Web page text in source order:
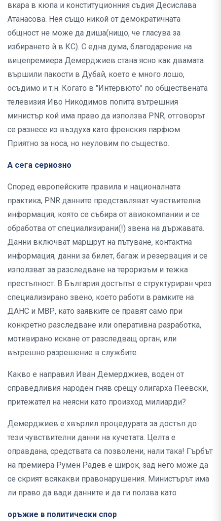
вкара в кюпа и конституционния съдия Десислава
Атанасова. Нея също никой от демократичната
общност не може да диша(нищо, че гласува за
избирането й в КС). С една дума, благодарение на
вицепремиера Демерджиев стана ясно как двамата
вършили пакости в Дубай, което е много лошо,
осъдимо и т.н. Когато в "Интервюто" по обществената
телевизия Иво Никодимов попита вътрешния
министър кой има право да използва PNR, отговорът
се разнесе из въздуха като френския парфюм.
Приятно за носа, но неуловим по същество.
А сега сериозно
Според европейските правила и националната
практика, PNR данните представляват чувствителна
информация, която се събира от авиокомпании и се
обработва от специализирани(!) звена на държавата.
Данни включват маршрут на пътуване, контактна
информация, данни за билет, багаж и резервация и се
използват за разследване на тероризъм и тежка
престъпност. В България достъпът е структуриран чрез
специализирано звено, което работи в рамките на
ДАНС и МВР, като заявките се правят само при
конкретно разследване или оперативна разработка,
мотивирано искане от разследващ орган, или
вътрешно разрешение в службите.
Какво е направил Иван Демерджиев, воден от
справедливия народен гняв срещу олигарха Пеевски,
притежател на неясни като произход милиарди?
Демерджиев е хвърлил процедурата за достъп до
тези чувствителни данни на кучетата. Целта е
оправдана, средствата са позволени, нали така! Гърбът
на премиера Румен Радев е широк, зад него може да
се скрият всякакви правонарушения. Министърът има
ли право да вади данните и да ги ползва като
оръжие в политически спор